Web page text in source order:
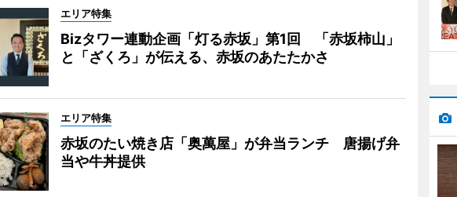
エリア特集
Bizタワー連動企画「灯る赤坂」第1回 「赤坂柿山」
と「ざくろ」が伝える、赤坂のあたたかさ
エリア特集
赤坂のたい焼き店「奥萬屋」が弁当ランチ 唐揚げ弁
当や牛丼提供